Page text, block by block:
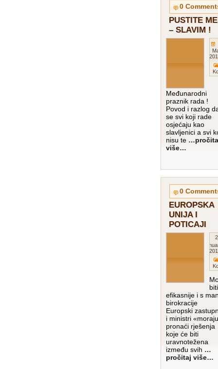
0
PUSTITE ME
– SLAVIM !
Međunarodni
praznik rada !
Povod i razlog
se svi koji rade
osjećaju kao
slavljenici a svi
nisu te
više…
0
EUROPSKA
UNIJA I
POTICAJI
biti
efikasnije i s
birokracije
Europski
i ministri «moraju
pronaći rješenja
koje će biti
uravnotežena
između svih …
pročitaj više…